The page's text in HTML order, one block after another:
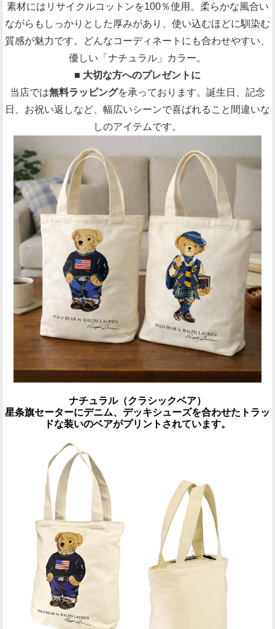
素材にはリサイクルコットンを100％使用。柔らかな風合い
ながらもしっかりとした厚みがあり、使い込むほどに馴染む
質感が魅力です。どんなコーディネートにも合わせやすい、
優しい「ナチュラル」カラー。
■ 大切な方へのプレゼントに
当店では無料ラッピングを承っております。誕生日、記念
日、お祝い返しなど、幅広いシーンで喜ばれること間違いな
しのアイテムです。
ナチュラル（クラシックベア）
星条旗セーターにデニム、デッキシューズを合わせたトラッ
ドな装いのベアがプリントされています。